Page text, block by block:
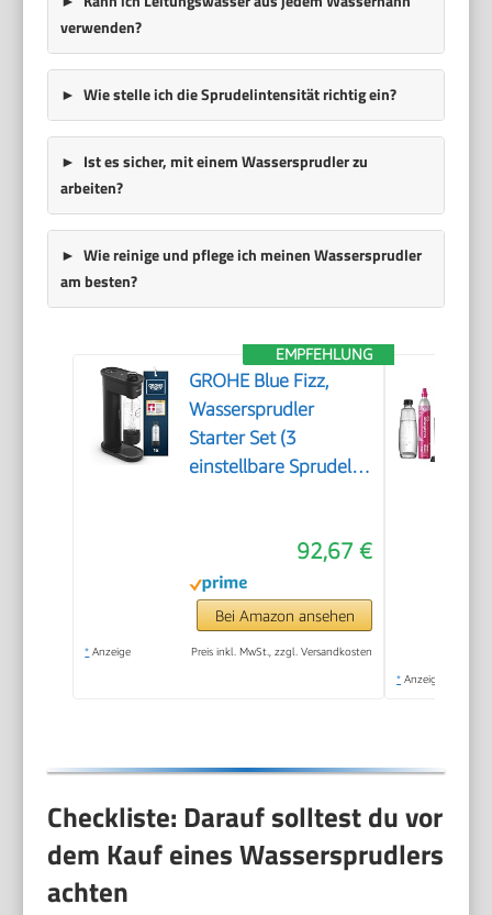
verwenden?
Wie stelle ich die Sprudelintensität richtig ein?
Ist es sicher, mit einem Wassersprudler zu
arbeiten?
Wie reinige und pflege ich meinen Wassersprudler
am besten?
EMPFEHLUNG
GROHE Blue Fizz,
Wassersprudler
Starter Set (3
einstellbare Sprudel-
Wasserflasche +
Reinigungspulver),
schwarz, 31943K00
92,67 €
Bei Amazon ansehen
* Anzeige Preis inkl. MwSt., zzgl. Versandkosten
* Anzeige
Checkliste: Darauf solltest du vor
dem Kauf eines Wassersprudlers
achten